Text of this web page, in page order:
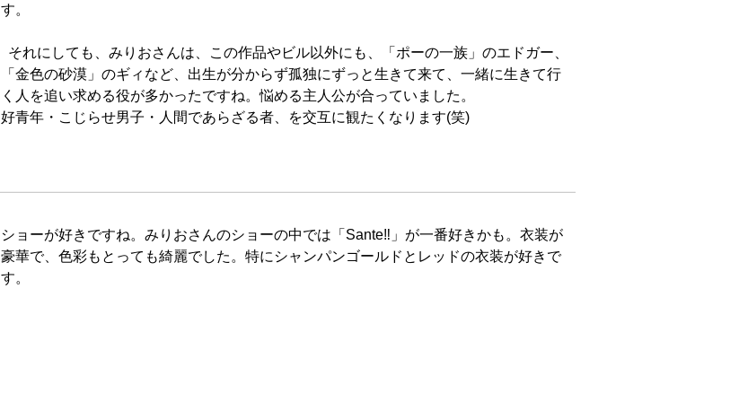
す。
「金色の砂漠」のギィなど、出生が分からず孤独にずっと生きて来て、一緒に生きて行
く人を追い求める役が多かったですね。悩める主人公が合っていました。
好青年・こじらせ男子・人間であらざる者、を交互に観たくなります(笑)
ショーが好きですね。みりおさんのショーの中では「Sante‼」が一番好きかも。衣装が
豪華で、色彩もとっても綺麗でした。特にシャンパンゴールドとレッドの衣装が好きで
す。